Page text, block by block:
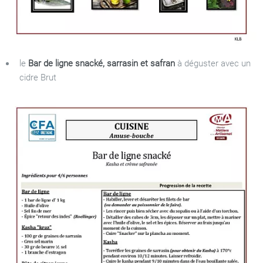
le Bar de ligne snacké, sarrasin et safran à déguster avec un
cidre Brut